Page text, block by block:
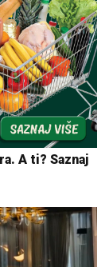
A ti? Saznaj